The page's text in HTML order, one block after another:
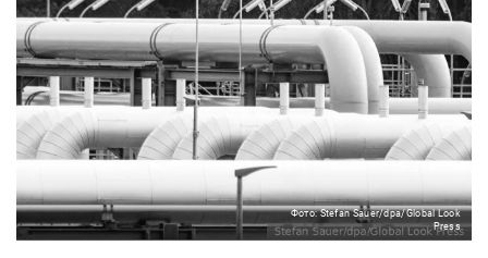
Фото: Stefan Sauer/dpa/Global Look
Press